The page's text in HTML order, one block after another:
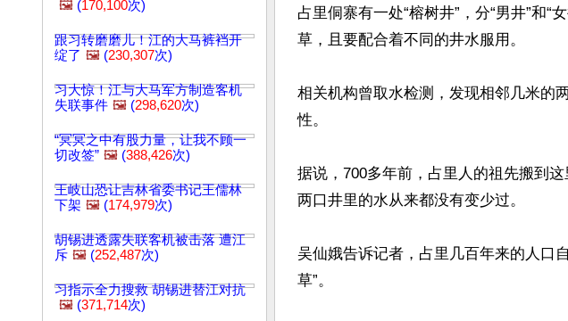
🖼️ (170,100次)
跟习转磨磨儿！江的大马裤裆开
绽了 🖼️ (230,307次)
习大惊！江与大马军方制造客机
失联事件 🖼️ (298,620次)
“冥冥之中有股力量，让我不顾一
切改签” 🖼️ (388,426次)
王岐山恐让吉林省委书记王儒林
下架 🖼️ (174,979次)
胡锡进透露失联客机被击落 遭江
斥 🖼️ (252,487次)
习指示全力搜救 胡锡进替江对抗
🖼️ (371,714次)
占里侗寨有一处“榕树井”，分“男井”和
草，且要配合着不同的井水服用。
相关机构曾取水检测，发现相邻几米的
性。
据说，700多年前，占里人的祖先搬到
两口井里的水从来都没有变少过。
吴仙娥告诉记者，占里几百年来的人口
草”。